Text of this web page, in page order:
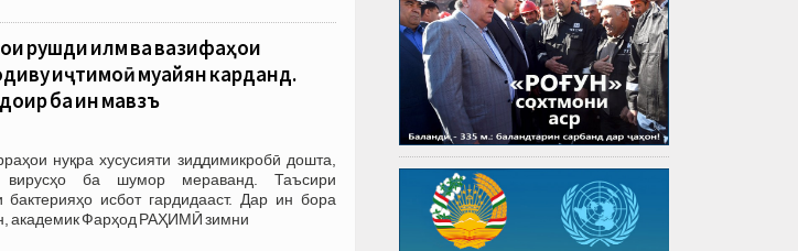
рушди илм ва вазифаҳои
иҷтимоӣ муайян карданд.
ба ин мавзӯъ
нуқра хусусияти зиддимикробӣ дошта,
вирусҳо ба шумор мераванд. Таъсири
исбот гардидааст. Дар ин бора
академик Фарҳод РАҲИМӢ зимни